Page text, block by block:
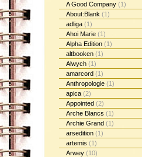
A Good Company (1)
About:Blank (1)
adliga (1)
Ahoi Marie (1)
Alpha Edition (1)
altbooken (1)
Alwych (1)
amarcord (1)
Anthropologie (1)
apica (2)
Appointed (2)
Arche Blancs (1)
Archie Grand (1)
arsedition (1)
artemis (1)
Arwey (10)